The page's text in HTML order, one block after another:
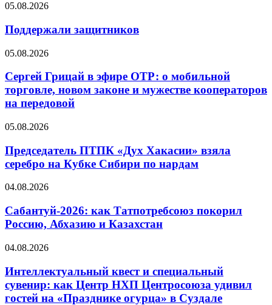
05.08.2026
Поддержали защитников
05.08.2026
Сергей Грицай в эфире ОТР: о мобильной
торговле, новом законе и мужестве кооператоров
на передовой
05.08.2026
Председатель ПТПК «Дух Хакасии» взяла
серебро на Кубке Сибири по нардам
04.08.2026
Сабантуй-2026: как Татпотребсоюз покорил
Россию, Абхазию и Казахстан
04.08.2026
Интеллектуальный квест и специальный
сувенир: как Центр НХП Центросоюза удивил
гостей на «Празднике огурца» в Суздале